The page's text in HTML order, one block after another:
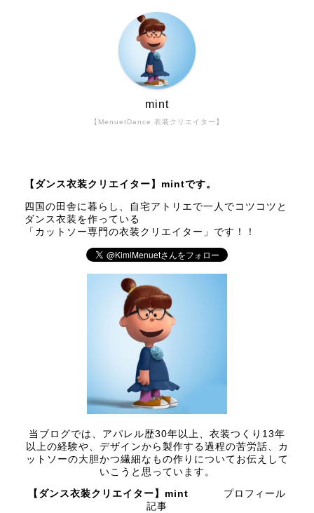
【MenuetDance 衣装クリエイター】
mint
【ダンス衣装クリエイター】mintです。
四国の田舎に暮らし、自宅アトリエで一人でコツコツと
ダンス衣装を作っている
「カットソー専門の衣装クリエイター」です！！
当ブログでは、アパレル歴30年以上、衣装つくり13年
以上の経験や、デザインから製作する過程の苦労話、カ
ットソーの大胆かつ繊細なもの作りについてお伝えして
いこうと思っています。
【ダンス衣装クリエイター】mint プロフィール
記事